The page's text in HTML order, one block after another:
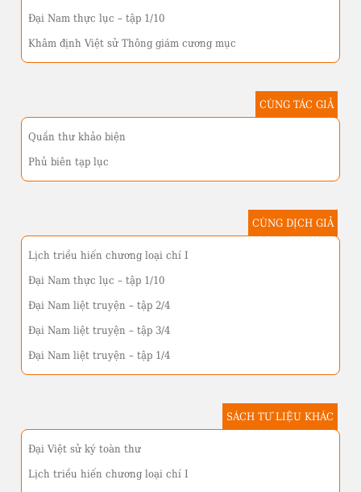
Đại Nam thực lục – tập 1/10
Khâm định Việt sử Thông giám cương mục
CÙNG TÁC GIẢ
Quần thư khảo biện
Phủ biên tạp lục
CÙNG DỊCH GIẢ
Lịch triều hiến chương loại chí I
Đại Nam thực lục – tập 1/10
Đại Nam liệt truyện – tập 2/4
Đại Nam liệt truyện – tập 3/4
Đại Nam liệt truyện – tập 1/4
SÁCH TƯ LIỆU KHÁC
Đại Việt sử ký toàn thư
Lịch triều hiến chương loại chí I